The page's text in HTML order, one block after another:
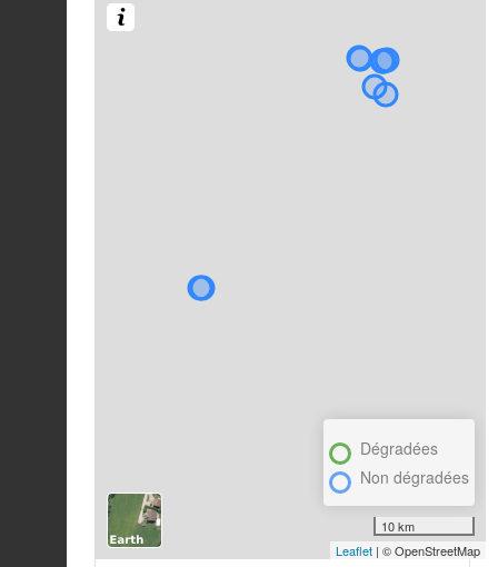
Dégradées
Non dégradées
10 km
Leaflet | © OpenStreetMap